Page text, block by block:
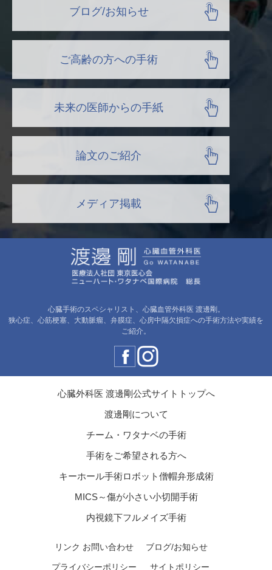
ブログ/お知らせ
ご高齢の方への手術
未来の医師からの手紙
論文のご紹介
メディア掲載
心臓手術のスペシャリスト、心臓血管外科医 渡邊剛。
狭心症、心筋梗塞、大動脈瘤、弁膜症、心房中隔欠損症への手術方法や実績を
ご紹介。
心臓外科医 渡邊剛公式サイトトップへ
渡邊剛について
チーム・ワタナベの手術
手術をご希望される方へ
キーホール手術ロボット僧帽弁形成術
MICS～傷が小さい小切開手術
内視鏡下フルメイズ手術
リンク お問い合わせ ブログ/お知らせ
プライバシーポリシー サイトポリシー